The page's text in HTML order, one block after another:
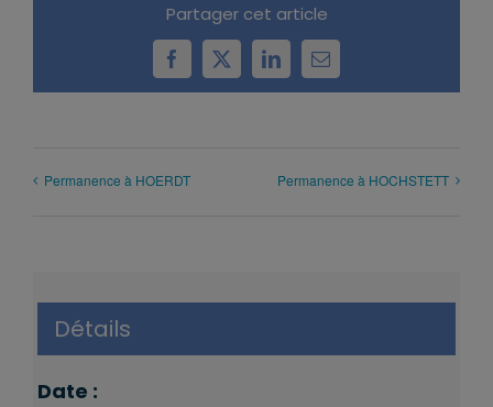
Partager cet article
Facebook
X LinkedInEmail
Permanence à HOERDT Permanence à HOCHSTETT
Détails
Date :